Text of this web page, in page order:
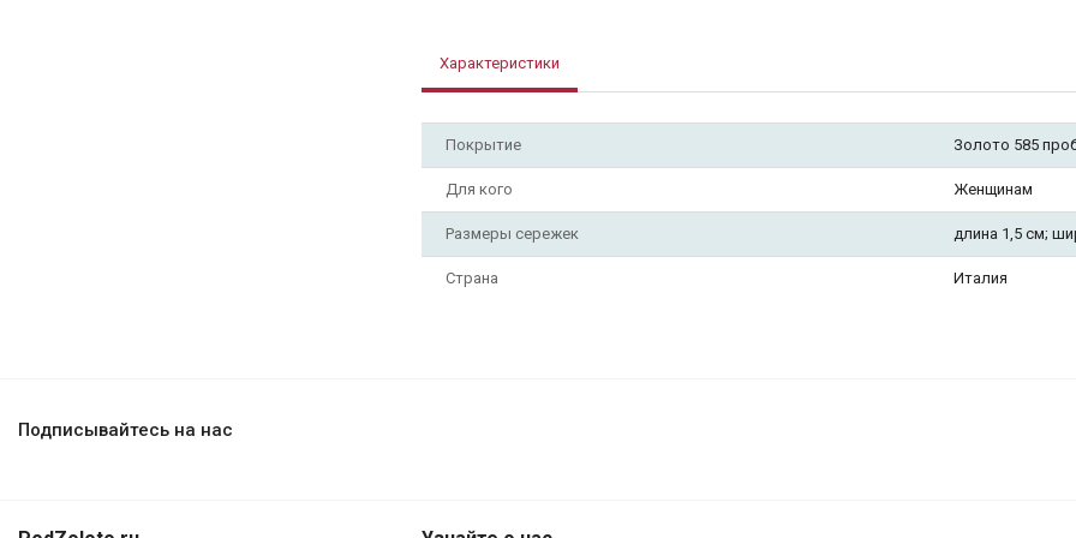
Характеристики
Покрытие Золото 585
Для кого Женщинам
Размеры сережек длина 1,5 см;
Страна Италия
Подписывайтесь на нас